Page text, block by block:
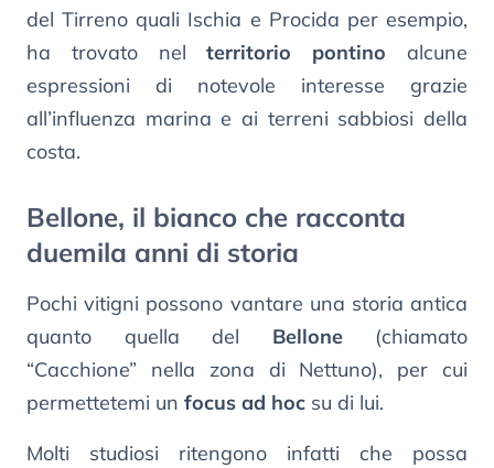
del Tirreno quali Ischia e Procida per esempio,
ha trovato nelterritorio pontino alcune
espressioni di notevole interesse grazie
all’influenza marina e ai terreni sabbiosi della
costa.
Bellone, il bianco che racconta
duemila anni di storia
Pochi vitigni possono vantare una storia antica
quanto quella del Bellone(chiamato
“Cacchione” nella zona di Nettuno), per cui
permettetemi un focus ad hoc su di lui.
Molti studiosi ritengono infatti che possa